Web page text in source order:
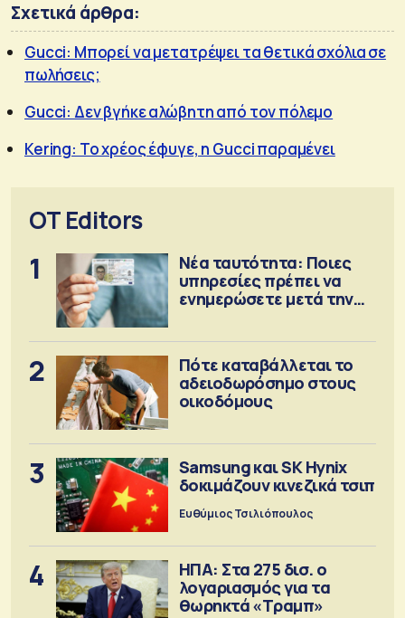
Σχετικά άρθρα:
Gucci: Μπορεί να μετατρέψει τα θετικά σχόλια σε
πωλήσεις;
Gucci: Δεν βγήκε αλώβητη από τον πόλεμο
Kering: Το χρέος έφυγε, η Gucci παραμένει
OT Editors
1
Νέα ταυτότητα: Ποιες
υπηρεσίες πρέπει να
ενημερώσετε μετά την
2
Πότε καταβάλλεται το
αδειοδωρόσημο στους
οικοδόμους
3
Samsung και SK Hynix
δοκιμάζουν κινεζικά τσιπ
Ευθύμιος Τσιλιόπουλος
4
ΗΠΑ: Στα 275 δισ. ο
λογαριασμός για τα
θωρηκτά «Τραμπ»